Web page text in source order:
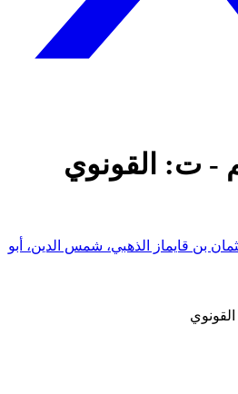
- ت: القونوي
بن قايماز الذهبي، شمس الدين، أبو